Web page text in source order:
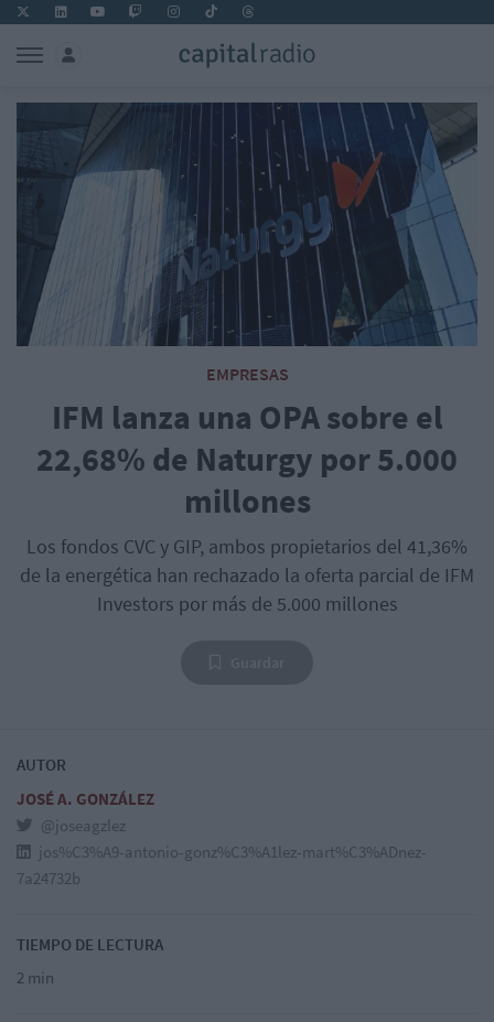
EMPRESAS
IFM lanza una OPA sobre el
22,68% de Naturgy por 5.000
millones
Los fondos CVC y GIP, ambos propietarios del 41,36%
de la energética han rechazado la oferta parcial de IFM
Investors por más de 5.000 millones
AUTOR
JOSÉ A. GONZÁLEZ
@joseagzlez
jos%C3%A9-antonio-gonz%C3%A1lez-mart%C3%ADnez-
7a24732b
TIEMPO DE LECTURA
2 min